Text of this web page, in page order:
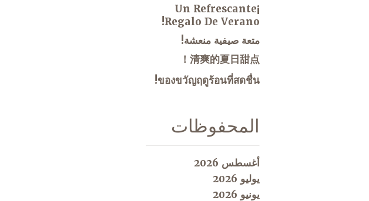
¡Un Refrescante
Regalo De Verano!
متعة صيفية منعشة!
清爽的夏日甜点！
ของขวัญฤดูร้อนที่สดชื่น!
المحفوظات
أغسطس 2026
يوليو 2026
يونيو 2026